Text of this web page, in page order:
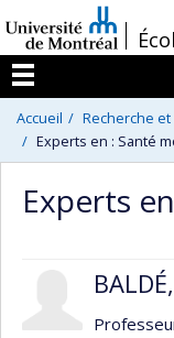
au
contenu
/
Menu
Accueil Recherche
Experts en : Santé
Experts